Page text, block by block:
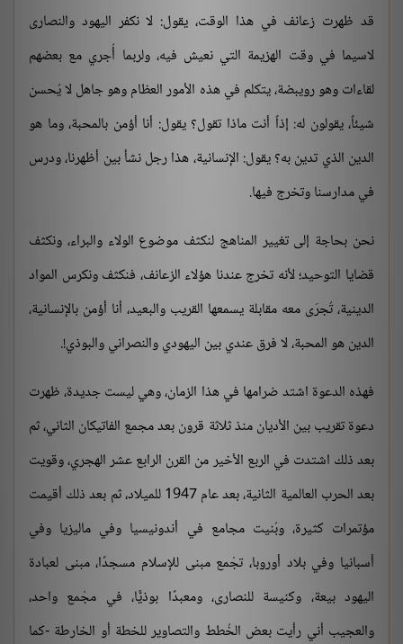
قد ظهرت زعانف في هذا الوقت، يقول: لا نكفر اليهود والنصارى
لاسيما في وقت الهزيمة التي نعيش فيه، ولربما أُجري مع بعضهم
لقاءات وهو رويبضة، يتكلم في هذه الأمور العظام وهو جاهل لا يُحسن
شيئاً، يقولون له: إذاً أنت ماذا تقول؟ يقول: أنا أؤمن بالمحبة، وما هو
الدين الذي تدين به؟ يقول: الإنسانية، هذا رجل نشأ بين أظهرنا، ودرس
في مدارسنا وتخرج فيها.
نحن بحاجة إلى تغيير المناهج لنكثف موضوع الولاء والبراء، ونكثف
قضايا التوحيد؛ لأنه تخرج عندنا هؤلاء الزعانف، فنكثف ونكرس المواد
الدينية، تُجرَى معه مقابلة يسمعها القريب والبعيد، أنا أؤمن بالإنسانية،
الدين هو المحبة، لا فرق عندي بين اليهودي والنصراني والبوذي!.
فهذه الدعوة اشتد ضرامها في هذا الزمان، وهي ليست جديدة، ظهرت
دعوة تقريب بين الأديان منذ ثلاثة قرون بعد مجمع الفاتيكان الثاني، ثم
بعد ذلك اشتدت في الربع الأخير من القرن الرابع عشر الهجري، وقويت
بعد الحرب العالمية الثانية، بعد عام 1947 للميلاد، ثم بعد ذلك أقيمت
مؤتمرات كثيرة، وبُنيت مجامع في أندونيسيا وفي ماليزيا وفي
أسبانيا وفي بلاد أوروبا، تجْمع مبنى للإسلام مسجدًا، مبنى لعبادة
اليهود بيعة، وكنيسة للنصارى، ومعبدًا بوذيًّا، في مجْمع واحد،
والعجيب أني رأيت بعض الخُطط والتصاوير للخطة أو الخارطة -كما